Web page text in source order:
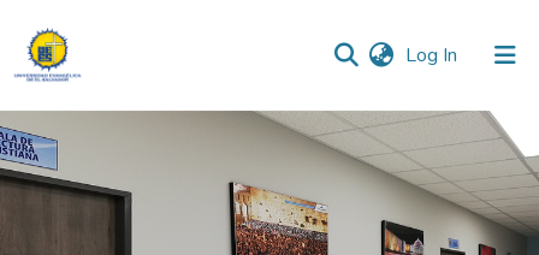
Log In (current)
Communities & Collections
All of DSpace